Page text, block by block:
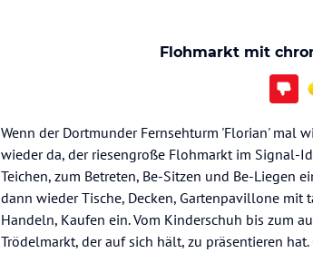
Flohmarkt mit
Wenn der Dortmunder Fernsehturm 'Florian' mal
wieder da, der riesengroße Flohmarkt im Signal-
Teichen, zum Betreten, Be-Sitzen und Be-Liegen
dann wieder Tische, Decken, Gartenpavillone mit
Handeln, Kaufen ein. Vom Kinderschuh bis zum
Trödelmarkt, der auf sich hält, zu präsentieren